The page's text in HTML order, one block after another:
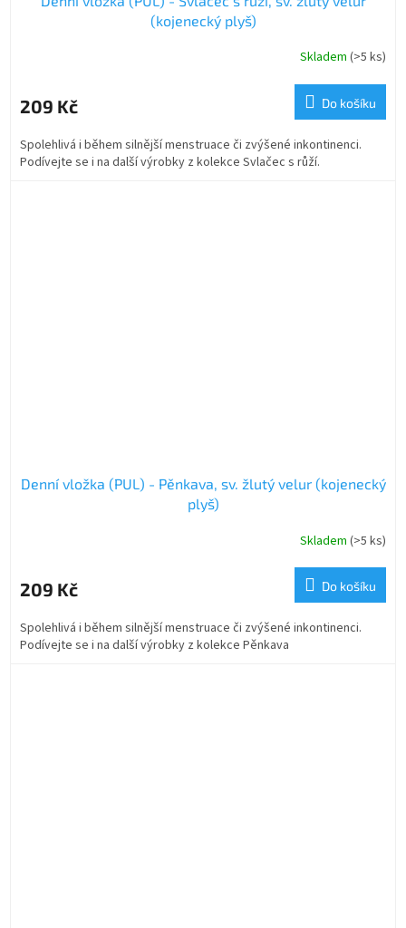
(kojenecký plyš)
je
z
5
Skladem(>5 ks)
209 Kč Do košíku
Spolehlivá i během silnější menstruace či zvýšené inkontinenci.
Podívejte se i na další výrobky z kolekce Svlačec s růží.
Denní vložka (PUL) - Pěnkava, sv. žlutý velur (kojenecký
plyš)
Skladem (>5 ks)
209 Kč Do košíku
Spolehlivá i během silnější menstruace či zvýšené inkontinenci.
Podívejte se i na další výrobky z kolekce Pěnkava